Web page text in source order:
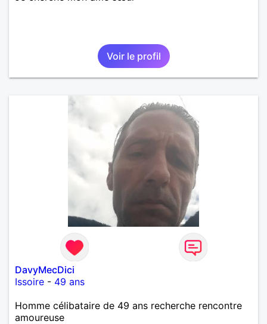
Voir le profil
DavyMecDici
Issoire - 49 ans
Homme célibataire de 49 ans recherche rencontre
amoureuse